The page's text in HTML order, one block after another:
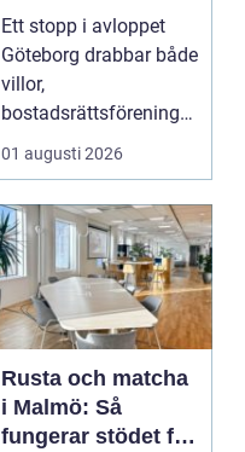
problem kan
undvikas
Ett stopp i avloppet
Göteborg drabbar både
villor,
bostadsrättsföreningar
och h...
01 augusti 2026
Rusta och matcha
i Malmö: Så
fungerar stödet för